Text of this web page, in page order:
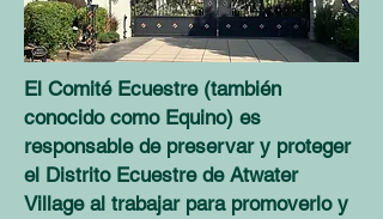
El Comité Ecuestre (también
conocido como Equino) es
responsable de preservar y proteger
el Distrito Ecuestre de Atwater
Village al trabajar para promoverlo y